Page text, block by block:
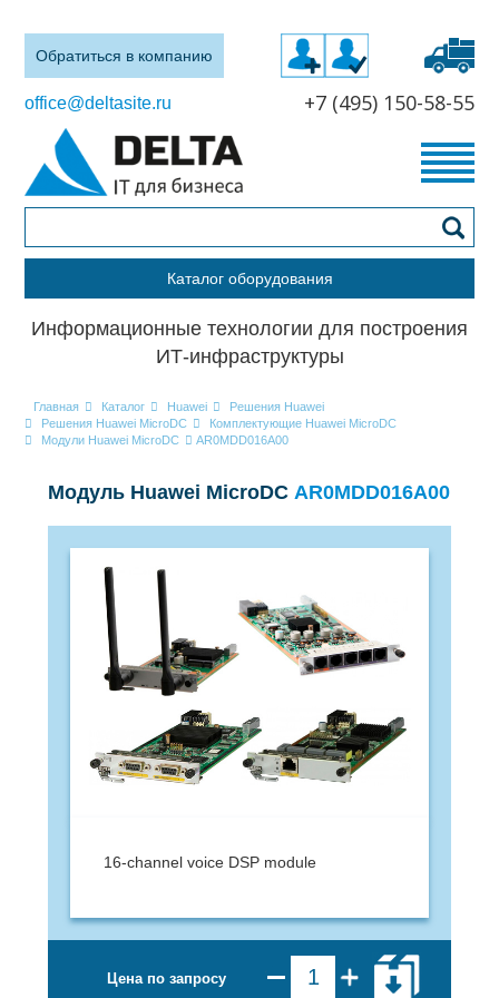
Обратиться в компанию
office@deltasite.ru +7 (495) 150-58-55
Каталог оборудования
Информационные технологии для построения
ИТ-инфраструктуры
Главная Каталог Huawei
Решения Huawei
Решения Huawei MicroDC
Комплектующие Huawei MicroDC
Модули Huawei MicroDC
AR0MDD016A00
Модуль Huawei MicroDC AR0MDD016A00
16-channel voice DSP module
Цена по запросу